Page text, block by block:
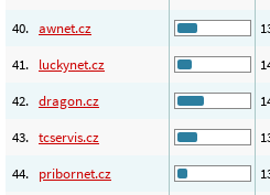
40. awnet.cz
41. luckynet.cz
42. dragon.cz
43. tcservis.cz
44. pribornet.cz